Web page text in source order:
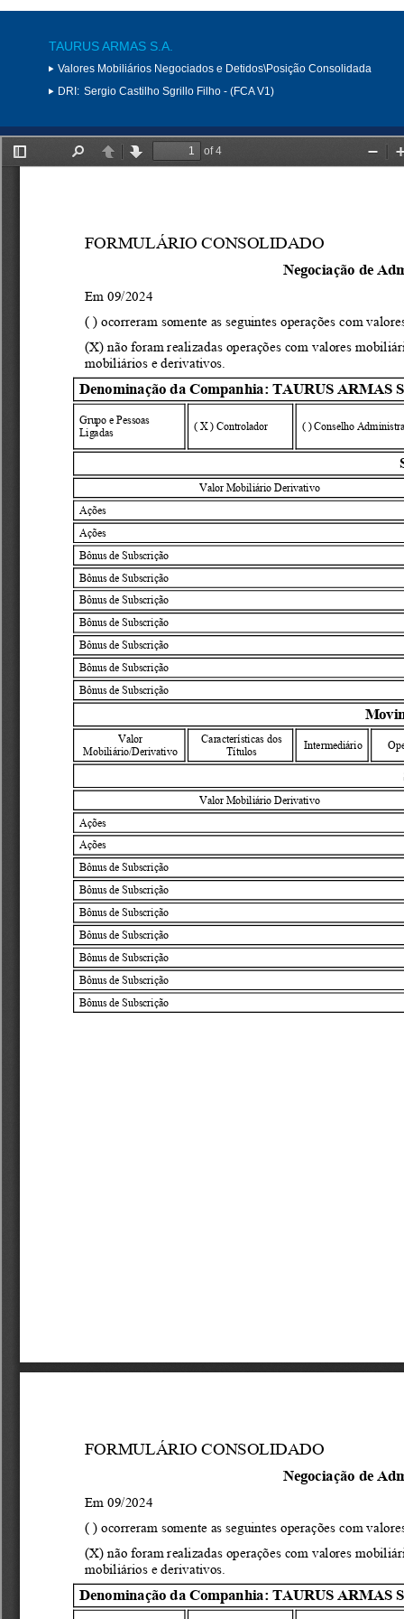
TAURUS ARMAS S.A.
Valores Mobiliários Negociados e Detidos\Posição Consolidada
DRI: Sergio Castilho Sgrillo Filho - (FCA V1)